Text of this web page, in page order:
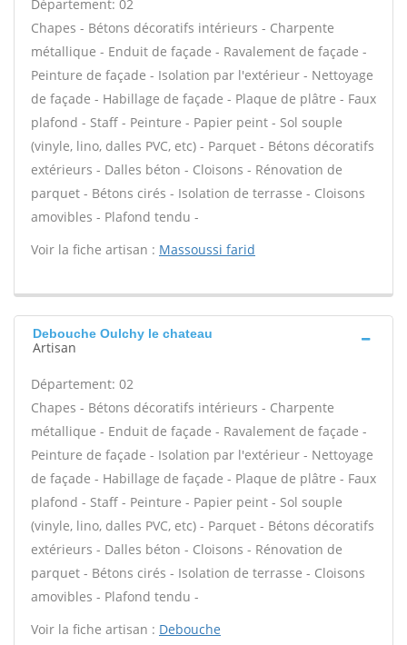
Département: 02
Chapes - Bétons décoratifs intérieurs - Charpente
métallique - Enduit de façade - Ravalement de façade -
Peinture de façade - Isolation par l'extérieur - Nettoyage
de façade - Habillage de façade - Plaque de plâtre - Faux
plafond - Staff - Peinture - Papier peint - Sol souple
(vinyle, lino, dalles PVC, etc) - Parquet - Bétons décoratifs
extérieurs - Dalles béton - Cloisons - Rénovation de
parquet - Bétons cirés - Isolation de terrasse - Cloisons
amovibles - Plafond tendu -
Voir la fiche artisan : Massoussi farid
Debouche Oulchy le chateau
Artisan
Département: 02
Chapes - Bétons décoratifs intérieurs - Charpente
métallique - Enduit de façade - Ravalement de façade -
Peinture de façade - Isolation par l'extérieur - Nettoyage
de façade - Habillage de façade - Plaque de plâtre - Faux
plafond - Staff - Peinture - Papier peint - Sol souple
(vinyle, lino, dalles PVC, etc) - Parquet - Bétons décoratifs
extérieurs - Dalles béton - Cloisons - Rénovation de
parquet - Bétons cirés - Isolation de terrasse - Cloisons
amovibles - Plafond tendu -
Voir la fiche artisan : Debouche